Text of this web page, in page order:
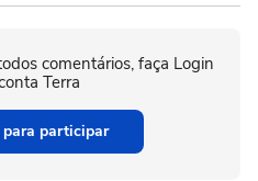
comentários, faça Login
Terra
para participar